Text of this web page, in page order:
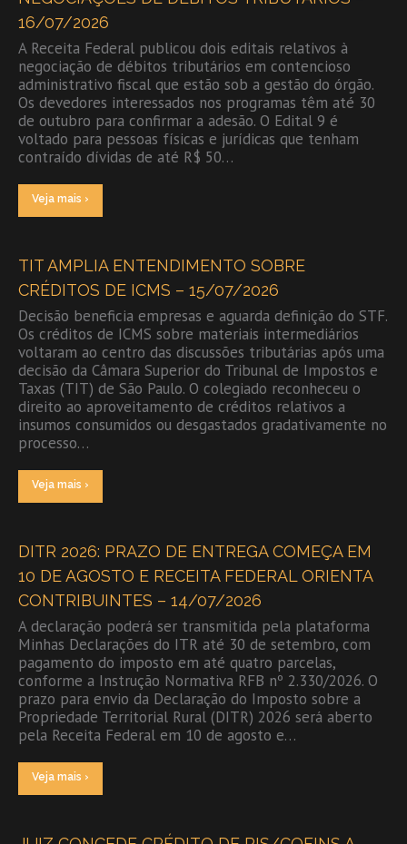
16/07/2026
A Receita Federal publicou dois editais relativos à
negociação de débitos tributários em contencioso
administrativo fiscal que estão sob a gestão do órgão.
Os devedores interessados nos programas têm até 30
de outubro para confirmar a adesão. O Edital 9 é
voltado para pessoas físicas e jurídicas que tenham
contraído dívidas de até R$ 50…
Veja mais ›
TIT AMPLIA ENTENDIMENTO SOBRE
CRÉDITOS DE ICMS – 15/07/2026
Decisão beneficia empresas e aguarda definição do STF.
Os créditos de ICMS sobre materiais intermediários
voltaram ao centro das discussões tributárias após uma
decisão da Câmara Superior do Tribunal de Impostos e
Taxas (TIT) de São Paulo. O colegiado reconheceu o
direito ao aproveitamento de créditos relativos a
insumos consumidos ou desgastados gradativamente no
processo…
Veja mais ›
DITR 2026: PRAZO DE ENTREGA COMEÇA EM
10 DE AGOSTO E RECEITA FEDERAL ORIENTA
CONTRIBUINTES – 14/07/2026
A declaração poderá ser transmitida pela plataforma
Minhas Declarações do ITR até 30 de setembro, com
pagamento do imposto em até quatro parcelas,
conforme a Instrução Normativa RFB nº 2.330/2026. O
prazo para envio da Declaração do Imposto sobre a
Propriedade Territorial Rural (DITR) 2026 será aberto
pela Receita Federal em 10 de agosto e…
Veja mais ›